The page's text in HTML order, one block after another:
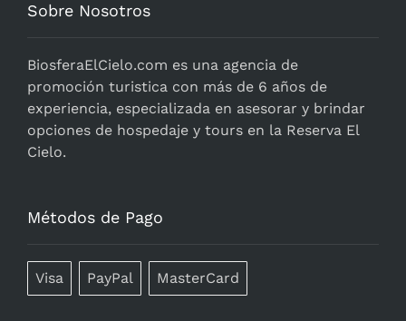
Sobre Nosotros
BiosferaElCielo.com es una agencia de
promoción turistica con más de 6 años de
experiencia, especializada en asesorar y brindar
opciones de hospedaje y tours en la Reserva El
Cielo.
Métodos de Pago
Visa PayPal MasterCard